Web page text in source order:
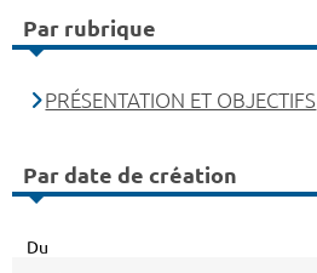
Par rubrique
PRÉSENTATION ET OBJECTIFS
Par date de création
Du